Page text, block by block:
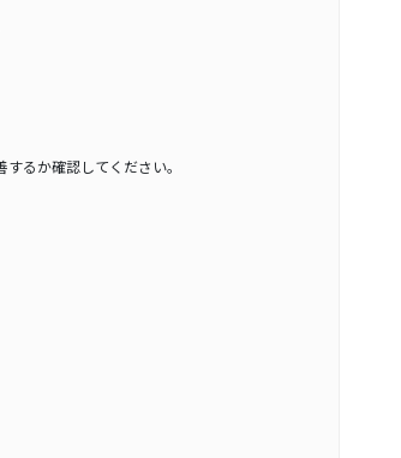
るか確認してください。